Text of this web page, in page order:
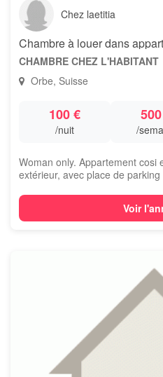
Chez laetitia
Chambre à louer dans
CHAMBRE CHEZ L'HABITANT
Orbe, Suisse
100 €
/nuit /
Woman only. Appartement cosi
extérieur, avec place de parking
Voir